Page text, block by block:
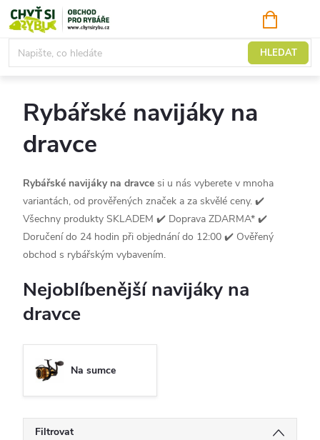
Přejít
na
obsah
HLEDAT
KOŠÍK
Navijáky
Rybářské navijáky na
dravce
Rybářské navijáky na dravce si u nás vyberete v mnoha
variantách, od prověřených značek a za skvělé ceny. ✔️
Všechny produkty SKLADEM ✔️ Doprava ZDARMA* ✔️
Doručení do 24 hodin při objednání do 12:00 ✔️ Ověřený
obchod s rybářským vybavením.
Nejoblíbenější navijáky na
dravce
Na sumce
Filtrovat